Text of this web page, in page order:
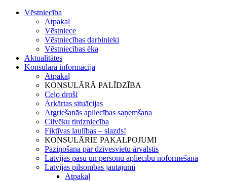
Vēstniecība
Atpakaļ
Vēstniece
Vēstniecības darbinieki
Vēstniecības ēka
Aktualitātes
Konsulārā informācija
Atpakaļ
KONSULĀRĀ PALĪDZĪBA
Ceļo droši
Ārkārtas situācijas
Atgriešanās apliecības saņemšana
Cilvēku tirdzniecība
Fiktīvas laulības – slazds!
KONSULĀRIE PAKALPOJUMI
Paziņošana par dzīvesvietu ārvalstīs
Latvijas pasu un personu apliecību noformēšana
Latvijas pilsonības jautājumi
Atpakaļ